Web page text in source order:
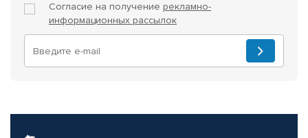
Согласие на получение рекламно-
информационных рассылок